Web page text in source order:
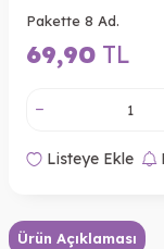
Pakette 8 Ad.
69,90 TL
Listeye Ekle
Ürün Açıklaması